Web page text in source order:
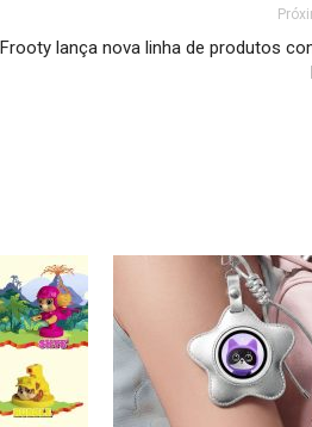
Frooty lança nova linha de produtos